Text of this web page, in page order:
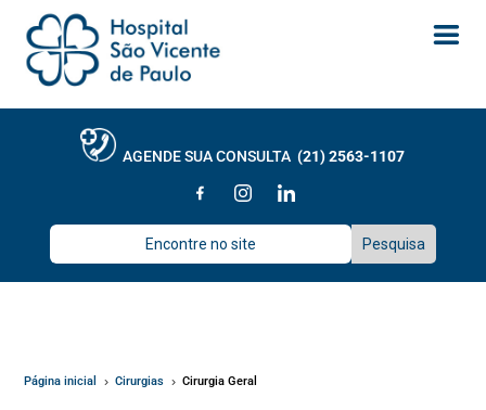
AGENDE SUA CONSULTA(21) 2563-1107
Página inicial 5 Cirurgias 5 Cirurgia Geral